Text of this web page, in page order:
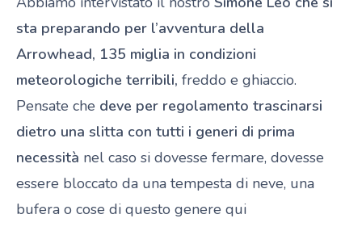
sta preparando per l’avventura della
Arrowhead, 135 miglia in condizioni
meteorologiche terribili, freddo e ghiaccio.
Pensate che deve per regolamento trascinarsi
dietro una slitta con tutti i generi di prima
necessità nel caso si dovesse fermare, dovesse
essere bloccato da una tempesta di neve, una
bufera o cose di questo genere qui